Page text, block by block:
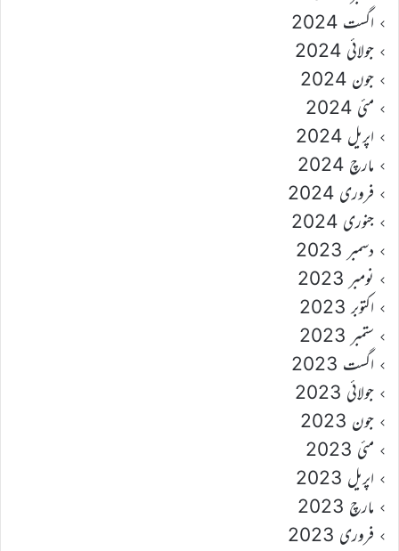
اگست 2024
جولائی 2024
جون 2024
مئی 2024
اپریل 2024
مارچ 2024
فروری 2024
جنوری 2024
دسمبر 2023
نومبر 2023
اکتوبر 2023
ستمبر 2023
اگست 2023
جولائی 2023
جون 2023
مئی 2023
اپریل 2023
مارچ 2023
فروری 2023